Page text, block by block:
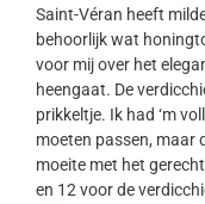
Saint-Véran heeft
behoorlijk wat
voor mij over het
heengaat. De
prikkeltje. Ik had ‘m
moeten passen, maar
moeite met het
en 12 voor de